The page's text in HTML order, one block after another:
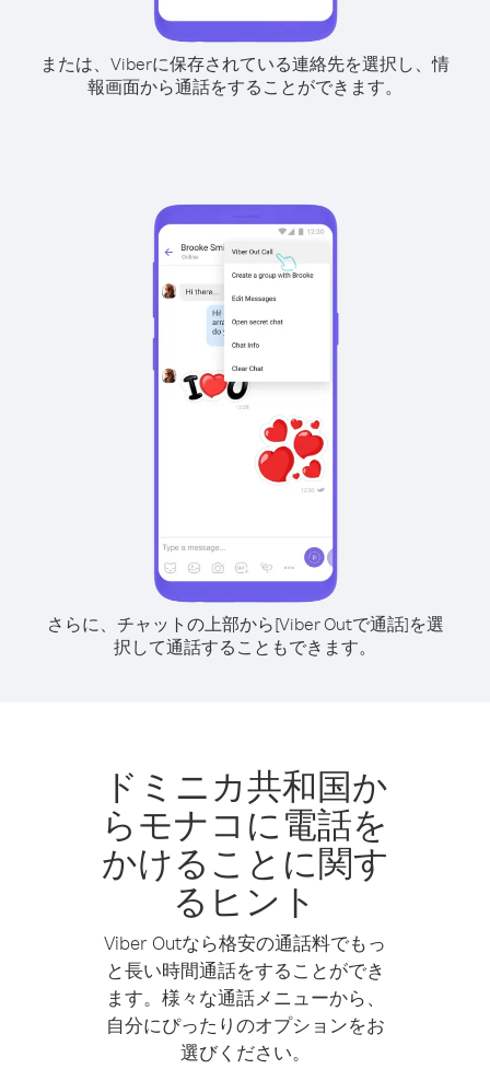
または、Viberに保存されている連絡先を選択し、情
報画面から通話をすることができます。
さらに、チャットの上部から[Viber Outで通話]を選
択して通話することもできます。
ドミニカ共和国か
らモナコに電話を
かけることに関す
るヒント
Viber Outなら格安の通話料でもっ
と長い時間通話をすることができ
ます。様々な通話メニューから、
自分にぴったりのオプションをお
選びください。